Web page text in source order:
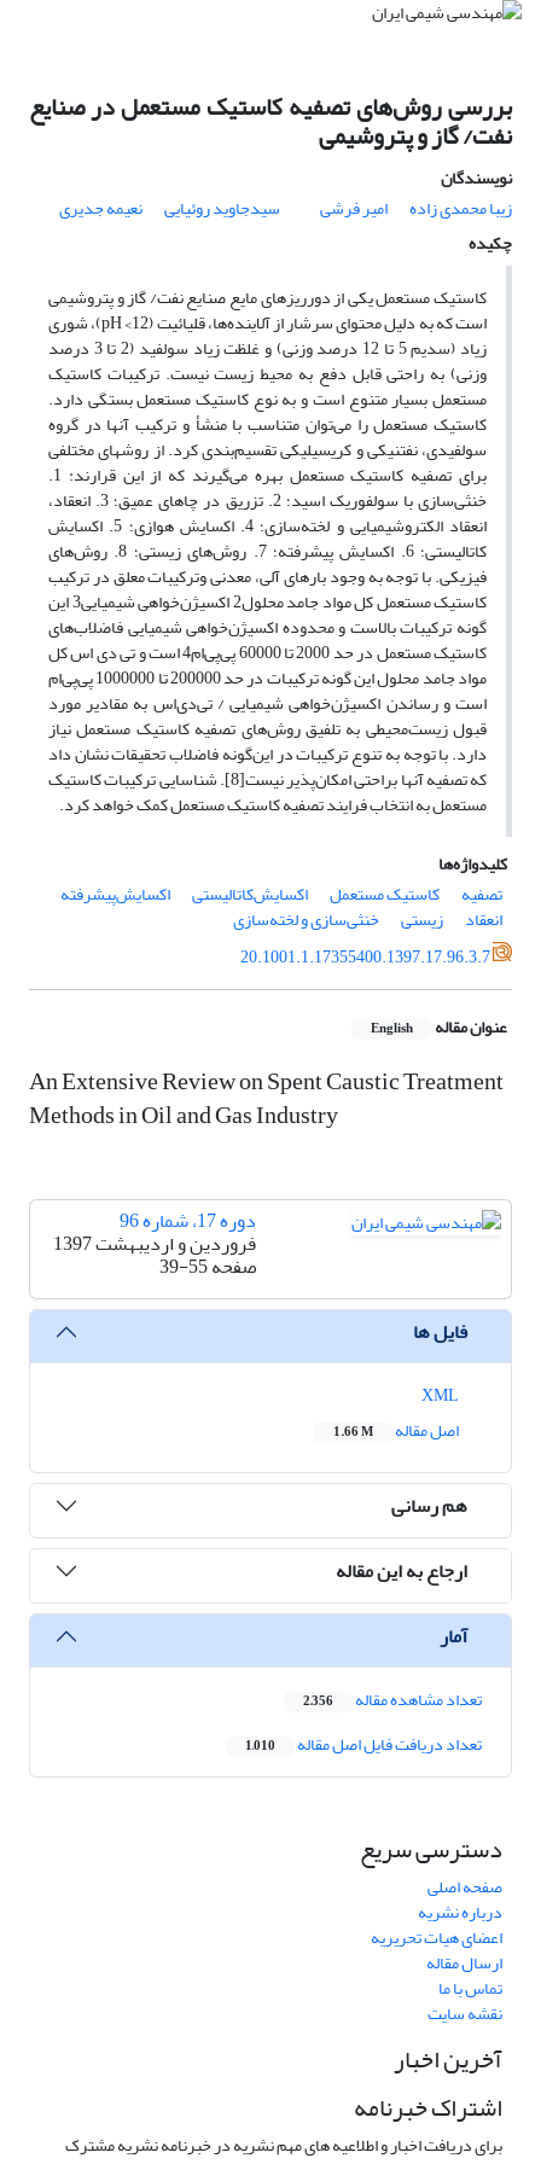
بررسی روش‌های تصفیه کاستیک مستعمل در صنایع
نفت/ گاز و پتروشیمی
نویسندگان
زیبا محمدی زاده
امیر فرشی سیدجاوید روئیایی
نعیمه جدیری
چکیده
کاستیک مستعمل یکی از دورریزهای مایع صنایع نفت/ گاز و پتروشیمی
است که به دلیل محتوای سرشار از آلاینده‌ها، قلیائیت (12> pH)، شوری
زیاد (سدیم 5 تا 12 درصد وزنی) و غلظت زیاد سولفید (2 تا 3 درصد
وزنی) به راحتی قابل دفع به محیط زیست نیست. ترکیبات کاستیک
مستعمل بسیار متنوع است و به نوع کاستیک مستعمل بستگی دارد.
کاستیک مستعمل را می‌توان متناسب با منشأ و ترکیب آنها در گروه
سولفیدی، نفتنیکی و کریسیلیکی تقسیم‌بندی کرد. از روشهای مختلفی
برای تصفیه کاستیک مستعمل بهره می‌گیرند که از این قرارند: 1.
خنثی‌سازی با سولفوریک اسید؛ 2. تزریق در چاهای عمیق؛ 3. انعقاد،
انعقاد الکتروشیمیایی و لخته‌سازی؛ 4. اکسایش هوازی؛ 5. اکسایش
کاتالیستی؛ 6. اکسایش پیشرفته؛ 7. روش‌های زیستی؛ 8. روش‌های
فیزیکی. با توجه به وجود بارهای آلی، معدنی وترکیبات معلق در ترکیب
کاستیک مستعمل کل مواد جامد محلول2 اکسیژن‌خواهی شیمیایی3 این
گونه ترکیبات بالاست و محدوده اکسیژن‌خواهی شیمیایی فاضلاب‌های
کاستیک مستعمل در حد 2000 تا 60000 پی‌پی‌ام4 است و تی دی ‌اس کل
مواد جامد محلول این گونه ترکیبات در حد 200000 تا 1000000 پی‌پی‌ام
است و رساندن اکسیژن‌خواهی شیمیایی / تی‌دی‌اس به مقادیر مورد
قبول زیست‌محیطی به تلفیق روش‌های تصفیه کاستیک مستعمل نیاز
دارد. با توجه به تنوع ترکیبات در این‌گونه فاضلاب تحقیقات نشان داد
که تصفیه آنها براحتی امکان‌پذیر نیست[8]. شناسایی ترکیبات کاستیک
مستعمل به انتخاب فرایند تصفیه کاستیک مستعمل کمک خواهد کرد.
کلیدواژه‌ها
تصفیه
کاستیک مستعمل اکسایش‌کاتالیستی اکسایش‌پیشرفته
انعقاد زیستی
خنثی‌سازی و لخته‌سازی
20.1001.1.17355400.1397.17.96.3.7
عنوان مقاله English
An Extensive Review on Spent Caustic Treatment
Methods in Oil and Gas Industry
دوره 17، شماره 96
فروردین و اردیبهشت 1397
صفحه39-55
فایل ها
اصل مقاله
1.66 M
هم رسانی
ارجاع به این مقاله
آمار
تعداد مشاهده مقاله 2,356
تعداد دریافت فایل اصل مقاله 1,010
دسترسی سریع
صفحه اصلی
درباره نشریه
اعضای هیات تحریریه
ارسال مقاله
تماس با ما
نقشه سایت
آخرین اخبار
اشتراک خبرنامه
برای دریافت اخبار و اطلاعیه های مهم نشریه در خبرنامه نشریه مشترک